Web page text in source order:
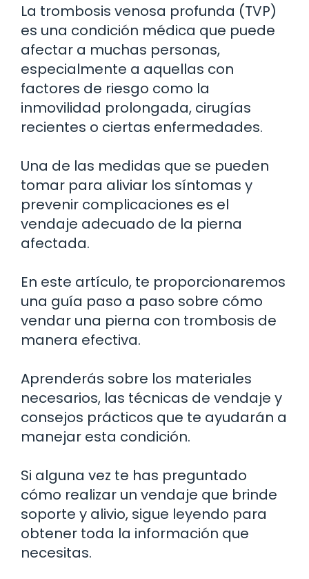
La trombosis venosa profunda (TVP)
es una condición médica que puede
afectar a muchas personas,
especialmente a aquellas con
factores de riesgo como la
inmovilidad prolongada, cirugías
recientes o ciertas enfermedades.
Una de las medidas que se pueden
tomar para aliviar los síntomas y
prevenir complicaciones es el
vendaje adecuado de la pierna
afectada.
En este artículo, te proporcionaremos
una guía paso a paso sobre cómo
vendar una pierna con trombosis de
manera efectiva.
Aprenderás sobre los materiales
necesarios, las técnicas de vendaje y
consejos prácticos que te ayudarán a
manejar esta condición.
Si alguna vez te has preguntado
cómo realizar un vendaje que brinde
soporte y alivio, sigue leyendo para
obtener toda la información que
necesitas.